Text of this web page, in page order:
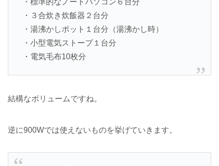
・標準的なノートパソコン６台分
・３合炊き炊飯器２台分
・湯沸かしポット１台分（湯沸かし時）
・小型電気ストープ１台分
・電気毛布10枚分
結構なボリュームですね。
逆に900Wでは使えないものを挙げていきます。